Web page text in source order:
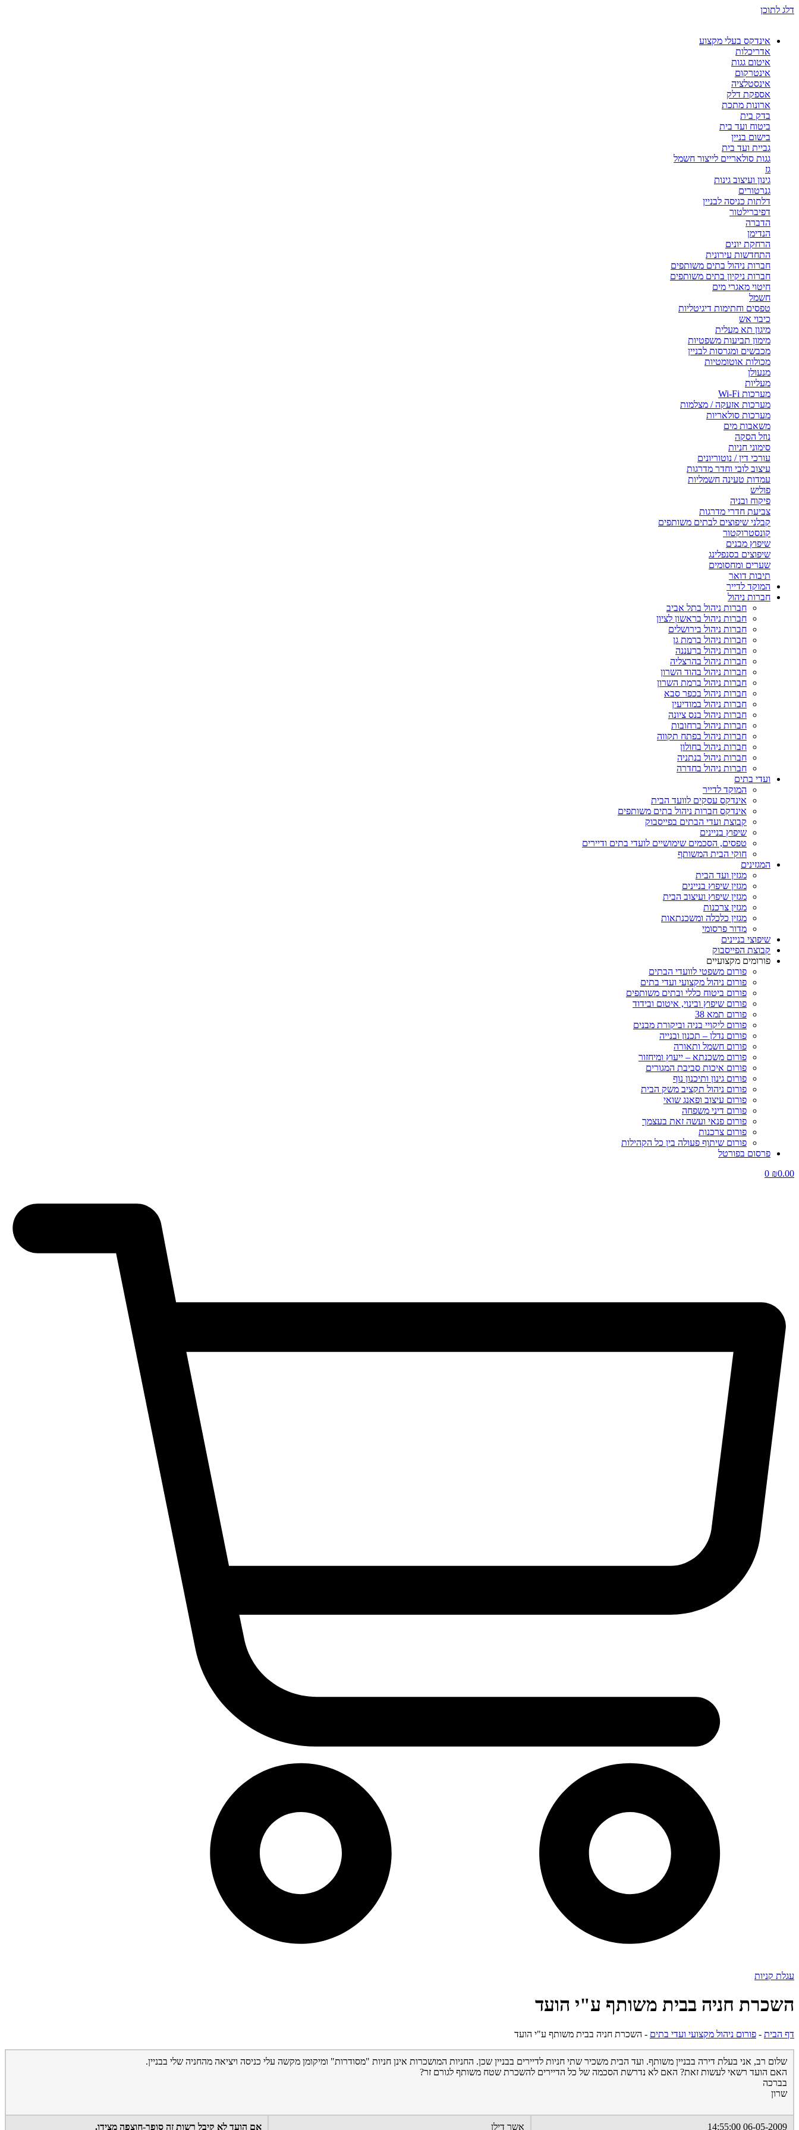
דלג לתוכן
אינדקס בעלי מקצוע
אדריכלות
איטום גגות
אינטרקום
אינסטלציה
אספקת דלק
ארונות מתכת
בדק בית
ביטוח ועד בית
בישום בניין
גביית ועד בית
גגות סולאריים לייצור חשמל
גז
גינון ועיצוב גינות
גנרטורים
דלתות כניסה לבניין
דפיברילטור
הדברה
הנדימן
הרחקת יונים
התחדשות עירונית
חברות ניהול בתים משותפים
חברות ניקיון בתים משותפים
חיטוי מאגרי מים
חשמל
טפסים וחתימות דיגיטליות
כיבוי אש
מיגון תא מעלית
מימון תביעות משפטיות
מכבשים ומגרסות לבניין
מכולות אוטומטיות
מנעולן
מעליות
מערכות Wi-Fi
מערכות אזעקה / מצלמות
מערכות סולאריות
משאבות מים
נוזל הסקה
סימוני חניות
עורכי דין / נוטוריונים
עיצוב לובי וחדר מדרגות
עמדות טעינה חשמליות
פוליש
פיקוח ובניה
צביעת חדרי מדרגות
קבלני שיפוצים לבתים משותפים
קונסטרוקטור
שיפוץ מבנים
שיפוצים בסנפלינג
שערים ומחסומים
תיבות דואר
המוקד לדייר
חברות ניהול
חברות ניהול בתל אביב
חברות ניהול בראשון לציון
חברות ניהול בירושלים
חברות ניהול ברמת גן
חברות ניהול ברעננה
חברות ניהול בהרצליה
חברות ניהול בהוד השרון
חברות ניהול ברמת השרון
חברות ניהול בכפר סבא
חברות ניהול במודיעין
חברות ניהול בנס ציונה
חברות ניהול ברחובות
חברות ניהול בפתח תקווה
חברות ניהול בחולון
חברות ניהול בנתניה
חברות ניהול בחדרה
ועדי בתים
המוקד לדייר
אינדקס עסקים לוועד הבית
אינדקס חברות ניהול בתים משותפים
קבוצת ועדי הבתים בפייסבוק
שיפוץ בניינים
טפסים, הסכמים שימושיים לועדי בתים ודיירים
חוקי הבית המשותף
המגזינים
מגזין ועד הבית
מגזין שיפוץ בניינים
מגזין שיפוץ ועיצוב הבית
מגזין צרכנות
מגזין כלכלה ומשכנתאות
מדור פרסומי
שיפוצי בניינים
קבוצת הפייסבוק
פורומים מקצועיים
פורום משפטי לוועדי הבתים
פורום ניהול מקצועי ועדי בתים
פורום ביטוח כללי ובתים משותפים
פורום שיפוץ ובינוי, איטום ובידוד
פורום תמא 38
פורום ליקויי בניה וביקורת מבנים
פורום נדלן – תכנון ובנייה
פורום חשמל ותאורה
פורום משכנתא – ייעוץ ומיחזור
פורום איכות סביבת המגורים
פורום גינון ותיכנון נוף
פורום ניהול תקציב משק הבית
פורום עיצוב ופאנג שואי
פורום דיני משפחה
פורום פנאי ועשה זאת בעצמך
פורום צרכנות
פורום שיתוף פעולה בין כל הקהילות
פרסום בפורטל
₪0.00
0
עגלת קניות
השכרת חניה בבית משותף ע"י הועד
דף הבית - פורום ניהול מקצועי ועדי בתים - השכרת חניה בבית משותף ע"י הועד
שלום רב, אני בעלת דירה בבניין משותף. ועד הבית משכיר שתי חניות לדיירים בבניין שכן. החניות המושכרות אינן חניות "מסודרות" ומיקומן מקשה עלי כניסה ויציאה מהחניה שלי בבניין.
האם הועד רשאי לעשות זאת? האם לא נדרשת הסכמה של כל הדיירים להשכרת שטח משותף לגורם זר?
בברכה
שרון
06-05-2009 14:55:00 אשר דילן אם הועד לא קיבל רשות זה סופר-חוצפה מצידו.